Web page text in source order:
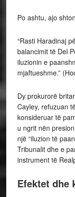
Po ashtu, ajo
“Rasti Haradinaj
balancimit të Del
iluzionin e
mjaftueshme.”
Dy prokurorë
Cayley, refuzuan
konsideruar të
u ngrit nën
një “iluzion të
Tribunalit dhe e
instrument të
Efektet dhe